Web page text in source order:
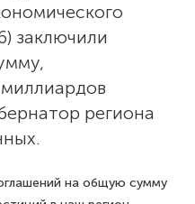
заключили
региона
на общую сумму